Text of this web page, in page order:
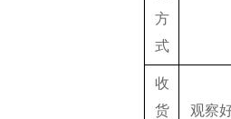
方
式
收
货
观察